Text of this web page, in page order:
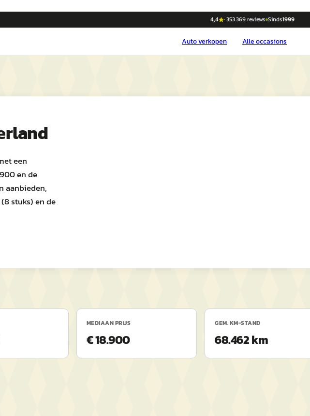
4,4 ·353.369reviews Sinds1999
Autoverkopen Alle occasions
een
en de
aanbieden,
stuks) en de
MEDIAAN PRIJS
€ 18.900
GEM. KM-STAND
68.462 km